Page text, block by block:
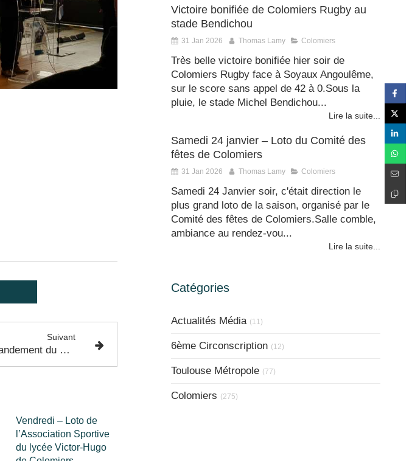
Suivant
Passation de commandement du centre d'incendie et de secours de Colomiers - Samedi 21 Janvier 2023
Vendredi – Loto de
l’Association Sportive
du lycée Victor-Hugo
Victoire bonifiée de Colomiers Rugby au
stade Bendichou
31 Jan 2026 Thomas Lamy Colomiers
Très belle victoire bonifiée hier soir de
Colomiers Rugby face à Soyaux Angoulême,
sur le score sans appel de 42 à 0.Sous la
pluie, le stade Michel Bendichou...
Lire la suite...
Samedi 24 janvier – Loto du Comité des
fêtes de Colomiers
31 Jan 2026 Thomas Lamy Colomiers
Samedi 24 Janvier soir, c'était direction le
plus grand loto de la saison, organisé par le
Comité des fêtes de Colomiers.Salle comble,
ambiance au rendez-vou...
Lire la suite...
Catégories
Actualités Média (11)
6ème Circonscription (12)
Toulouse Métropole (77)
Colomiers (275)